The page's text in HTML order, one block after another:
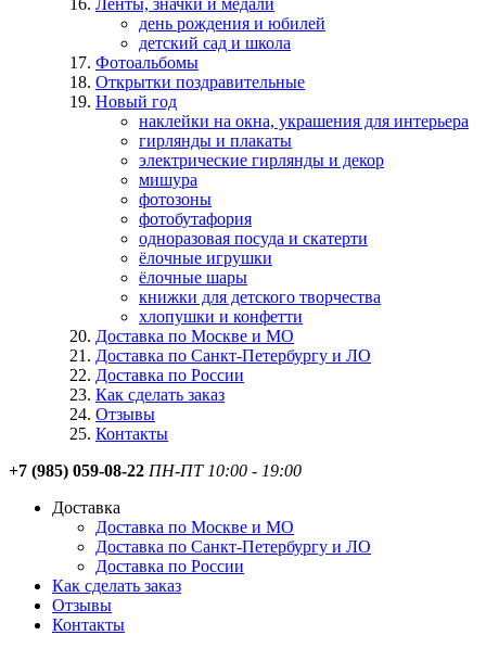
Ленты, значки и медали
день рождения и юбилей
детский сад и школа
Фотоальбомы
Открытки поздравительные
Новый год
наклейки на окна, украшения для интерьера
гирлянды и плакаты
электрические гирлянды и декор
мишура
фотозоны
фотобутафория
одноразовая посуда и скатерти
ёлочные игрушки
ёлочные шары
книжки для детского творчества
хлопушки и конфетти
Доставка по Москве и МО
Доставка по Санкт-Петербургу и ЛО
Доставка по России
Как сделать заказ
Отзывы
Контакты
+7 (985) 059-08-22 ПН-ПТ 10:00 - 19:00
Доставка
Доставка по Москве и МО
Доставка по Санкт-Петербургу и ЛО
Доставка по России
Как сделать заказ
Отзывы
Контакты